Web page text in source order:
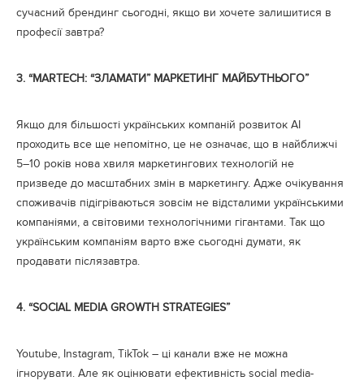
сучасний брендинг сьогодні, якщо ви хочете залишитися в
професії завтра?
3. “MARTECH: “ЗЛАМАТИ” МАРКЕТИНГ МАЙБУТНЬОГО”
Якщо для більшості українських компаній розвиток AI
проходить все ще непомітно, це не означає, що в найближчі
5–10 років нова хвиля маркетингових технологій не
призведе до масштабних змін в маркетингу. Адже очікування
споживачів підігріваються зовсім не відсталими українськими
компаніями, а світовими технологічними гігантами. Так що
українським компаніям варто вже сьогодні думати, як
продавати післязавтра.
4. “SOCIAL MEDIA GROWTH STRATEGIES”
Youtube, Instagram, TikTok – ці канали вже не можна
ігнорувати. Але як оцінювати ефективність social media-